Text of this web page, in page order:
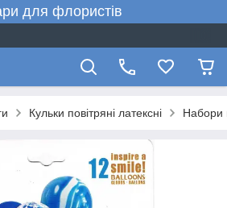
для флористів
Кульки повітряні латексні Набори